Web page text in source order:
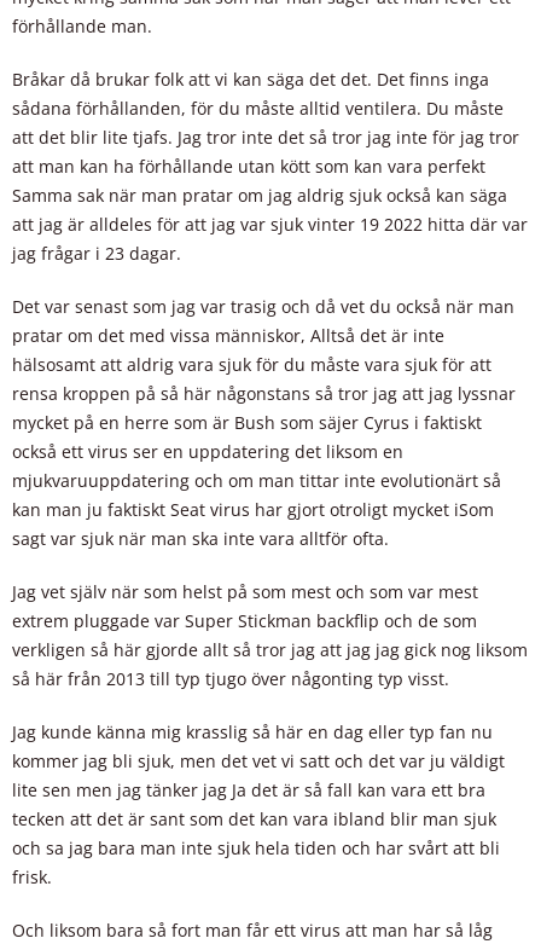
förhållande man.
Bråkar då brukar folk att vi kan säga det det. Det finns inga
sådana förhållanden, för du måste alltid ventilera. Du måste
att det blir lite tjafs. Jag tror inte det så tror jag inte för jag tror
att man kan ha förhållande utan kött som kan vara perfekt
Samma sak när man pratar om jag aldrig sjuk också kan säga
att jag är alldeles för att jag var sjuk vinter 19 2022 hitta där var
jag frågar i 23 dagar.
Det var senast som jag var trasig och då vet du också när man
pratar om det med vissa människor, Alltså det är inte
hälsosamt att aldrig vara sjuk för du måste vara sjuk för att
rensa kroppen på så här någonstans så tror jag att jag lyssnar
mycket på en herre som är Bush som säjer Cyrus i faktiskt
också ett virus ser en uppdatering det liksom en
mjukvaruuppdatering och om man tittar inte evolutionärt så
kan man ju faktiskt Seat virus har gjort otroligt mycket iSom
sagt var sjuk när man ska inte vara alltför ofta.
Jag vet själv när som helst på som mest och som var mest
extrem pluggade var Super Stickman backflip och de som
verkligen så här gjorde allt så tror jag att jag jag gick nog liksom
så här från 2013 till typ tjugo över någonting typ visst.
Jag kunde känna mig krasslig så här en dag eller typ fan nu
kommer jag bli sjuk, men det vet vi satt och det var ju väldigt
lite sen men jag tänker jag Ja det är så fall kan vara ett bra
tecken att det är sant som det kan vara ibland blir man sjuk
och sa jag bara man inte sjuk hela tiden och har svårt att bli
frisk.
Och liksom bara så fort man får ett virus att man har så låg